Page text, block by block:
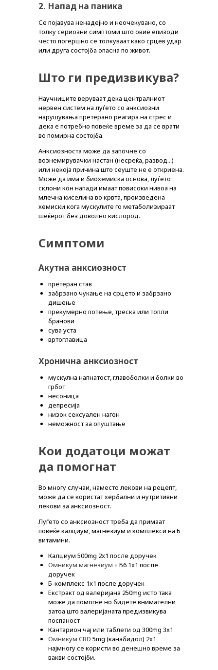
АПТЕКИ
ПРОМОЦИИ
ПРЕПОРАКИ
СОВЕТИ
СПИСАНИЕ
КАРИЕРА
КОНТАКТ
2. Напад на паника
Се појавува ненадејно и неочекувано, со
толку сериозни симптоми што овие епизоди
често погершно се толкуваат како срцев удар
или друга состојба опасна по живот.
Што ги предизвикува?
Научниците веруваат дека централниот
нервен систем на луѓето со анксиозни
нарушувања претерано реагира на стрес и
дека е потребно повеќе време за да се врати
во помирна состојба.
Анксиозноста може да започне со
вознемирувачки настан (несреќа, развод...)
или некоја причина што сеуште не е откриена.
Може да има и биохемиска основа, луѓето
склони кон напади имаат повисоки нивоа на
млечна киселина во крвта, произведена
хемиски кога мускулите го метаболизираат
шеќерот без доволно кислород.
Симптоми
Акутна анксиозност
претеран став
забрзано чукање на срцето и забрзано
дишење
прекумерно потење, треска или топли
бранови
сува уста
вртоглавица
Хронична анксиозност
мускулна напнатост, главоболки и болки во
грбот
несоница
депресија
низок сексуален нагон
неможност за опуштање
Кои додатоци можат
да помогнат
Во многу случаи, наместо лекови на рецепт,
може да се користат хербални и нутритивни
лекови за анксиозност.
Луѓето со анксиозност треба да примаат
повеќе калциум, магнезиум и комплекси на Б
витамини.
Калциум 500mg 2x1 после доручек
Омникум магнезиум + Б6 1x1 после
доручек
Б-комплекс 1x1 после доручек
Екстракт од валеријана 250mg исто така
може да помогне но бидете внимателни
затоа што валеријаната предизвикува
поспаност
Кантарион чај или таблети од 300mg 3x1
Омникум CBD 5mg (канабидол) 2x1
најмногу се користи во денешно време за
вакви состојби.